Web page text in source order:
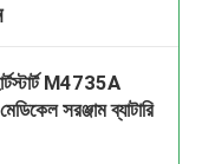
M4735A
সরঞ্জাম ব্যাটারি